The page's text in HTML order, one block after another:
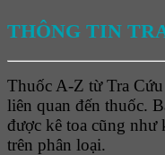
THÔNG TIN
Thuốc A-Z từ Tra
liên quan đến thuốc.
được kê toa cũng như
trên phân loại.